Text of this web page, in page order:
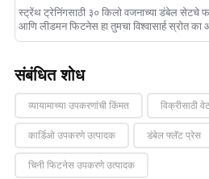
स्ट्रेंथ ट्रेनिंगसाठी ३० किलो वजनाच्या डंबेल सेटचे
आणि लीडमन फिटनेस हा तुमचा विश्वासार्ह स्रोत का
संबंधित शोध
व्यायामाच्या उपकरणांची किंमत विक्रीसाठी
कार्डिओ उपकरणे उत्पादक डंबेल फ्लॅट प्रेस
चिनी फिटनेस उपकरणे उत्पादक